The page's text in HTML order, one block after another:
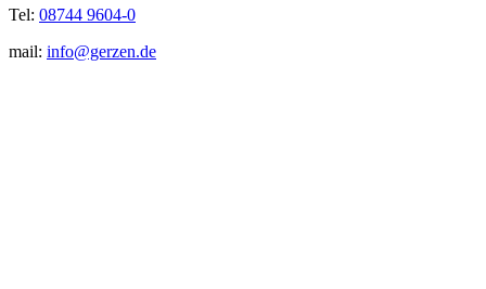
Tel: 08744 9604-0
mail: info@gerzen.de